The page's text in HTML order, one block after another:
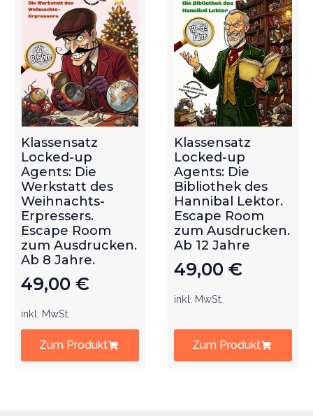
Klassensatz
Locked-up
Agents: Die
Werkstatt des
Weihnachts-
Erpressers.
Escape Room
zum Ausdrucken.
Ab 8 Jahre.
49,00 €
inkl. MwSt.
Zum Produkt
Klassensatz
Locked-up
Agents: Die
Bibliothek des
Hannibal Lektor.
Escape Room
zum Ausdrucken.
Ab 12 Jahre
49,00 €
inkl. MwSt.
Zum Produkt